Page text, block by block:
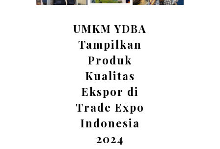
UMKM YDBA
Tampilkan
Produk
Kualitas
Ekspor di
Trade Expo
Indonesia
2024